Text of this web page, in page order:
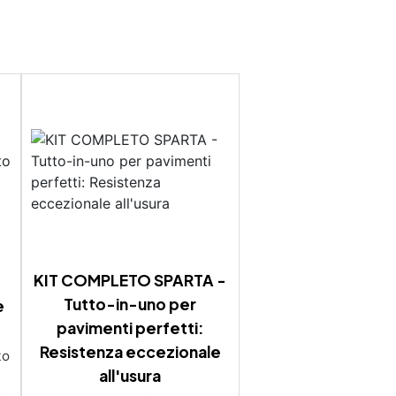
per pavimenti Resina epossidica per pavimenti in cemento Resina da pavimento Resina fai da te pavimenti Resina per pavimenti Resine x pavimenti Resina per parquet Resina bianca per pavimenti Resina per pavimenti industriali Resina epossidica per pavimenti interni Resina per pavimenti bologna Resine per pavimenti bologna Resine epossidiche
KIT COMPLETO SPARTA -
Tutto-in-uno per
pavimenti perfetti:
Resistenza eccezionale
all'usura